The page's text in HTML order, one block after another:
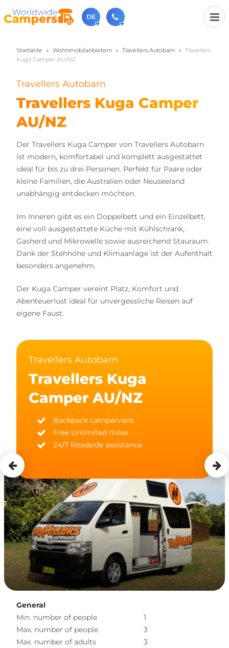
DE
+31 030-6974964
Rufen Sie uns an (Montag bis Freitag von 9 bis 17 Uhr).
sales@worldwidecampers.com
Sie können uns auch eine E-Mail senden.
Startseite Wohnmobilanbietern Travellers Autobarn
Travellers
Kuga Camper AU/NZ
Travellers Autobarn
Travellers Kuga Camper
AU/NZ
Der Travellers Kuga Camper von Travellers Autobarn
ist modern, komfortabel und komplett ausgestattet
ideal für bis zu drei Personen. Perfekt für Paare oder
kleine Familien, die Australien oder Neuseeland
unabhängig entdecken möchten.
Im Inneren gibt es ein Doppelbett und ein Einzelbett,
eine voll ausgestattete Küche mit Kühlschrank,
Gasherd und Mikrowelle sowie ausreichend Stauraum.
Dank der Stehhöhe und Klimaanlage ist der Aufenthalt
besonders angenehm.
Der Kuga Camper vereint Platz, Komfort und
Abenteuerlust ideal für unvergessliche Reisen auf
eigene Faust.
Travellers Autobarn
Travellers Kuga
Camper AU/NZ
Backpack campervans
Free Unlimited miles
24/7 Roadside assistance
General
Min. number of people
1
Max. number of people
3
Max. number of adults
3